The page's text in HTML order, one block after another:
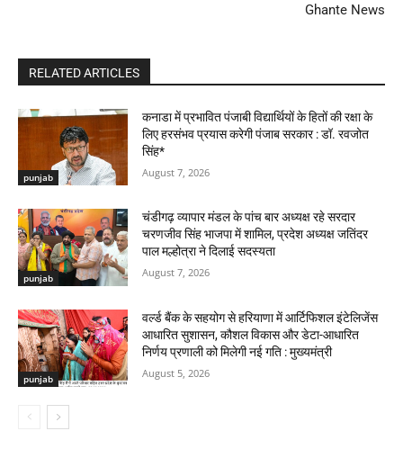
Ghante News
RELATED ARTICLES
punjab
कनाडा में प्रभावित पंजाबी विद्यार्थियों के हितों की रक्षा के
लिए हरसंभव प्रयास करेगी पंजाब सरकार : डॉ. रवजोत
सिंह*
August 7, 2026
punjab
चंडीगढ़ व्यापार मंडल के पांच बार अध्यक्ष रहे सरदार
चरणजीव सिंह भाजपा में शामिल, प्रदेश अध्यक्ष जतिंदर
पाल मल्होत्रा ने दिलाई सदस्यता
August 7, 2026
punjab
वर्ल्ड बैंक के सहयोग से हरियाणा में आर्टिफिशल इंटेलिजेंस
आधारित सुशासन, कौशल विकास और डेटा-आधारित
निर्णय प्रणाली को मिलेगी नई गति : मुख्यमंत्री
August 5, 2026